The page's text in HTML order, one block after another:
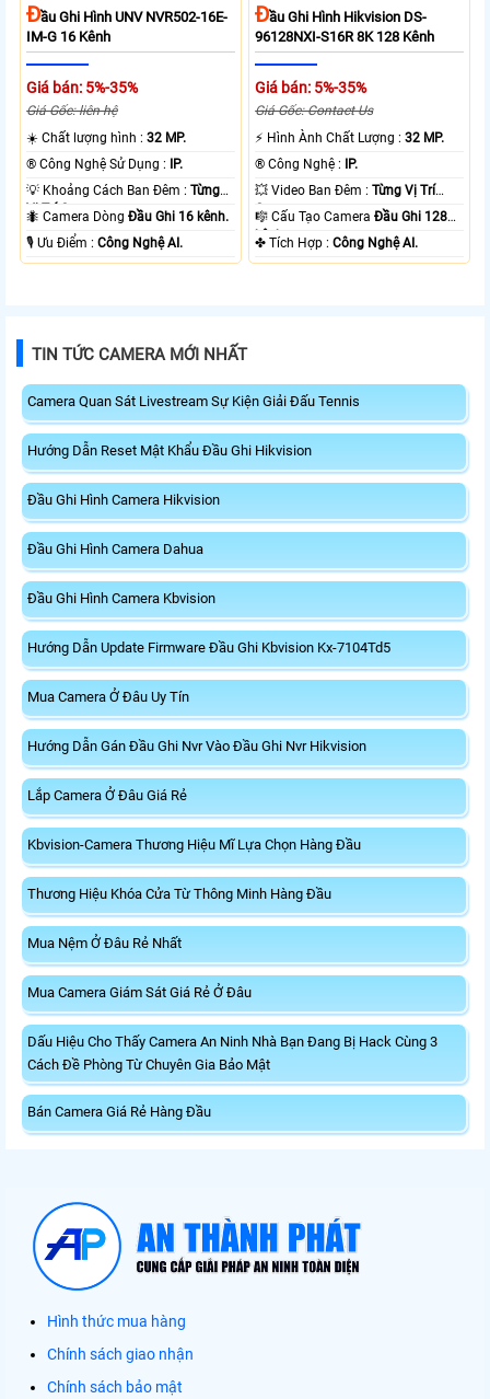
ĐẦu Ghi Hình UNV NVR502-16E-
IM-G 16 Kênh
Giá bán: 5%-35%
Giá Gốc: liên hệ
☀️ Chất lượng hình :32 MP.
®️ Công Nghệ Sử Dụng :
IP.
💡 Khoảng Cách Ban Đêm :Từng
Vị Trí Camera .
🐜 Camera DòngĐầu Ghi 16 kênh.
️🎙 Ưu Điểm :Công Nghệ AI.
ĐẦu Ghi Hình Hikvision DS-
96128NXI-S16R 8K 128 Kênh
Giá bán: 5%-35%
Giá Gốc: Contact Us
️⚡ Hình Ành Chất Lượng :32 MP.
®️ Công Nghệ :
IP.
💥 Video Ban Đêm :Từng Vị Trí
Camera .
🎼️ Cấu Tạo CameraĐầu Ghi 128
kênh.
️✤ Tích Hợp :Công Nghệ AI.
TIN TỨC CAMERA MỚI NHẤT
Camera Quan Sát Livestream Sự Kiện Giải Đấu Tennis
Hướng Dẫn Reset Mật Khẩu Đầu Ghi Hikvision
Đầu Ghi Hình Camera Hikvision
Đầu Ghi Hình Camera Dahua
Đầu Ghi Hình Camera Kbvision
Hướng Dẫn Update Firmware Đầu Ghi Kbvision Kx-7104Td5
Mua Camera Ở Đâu Uy Tín
Hướng Dẫn Gán Đầu Ghi Nvr Vào Đầu Ghi Nvr Hikvision
Lắp Camera Ở Đâu Giá Rẻ
Kbvision-Camera Thương Hiệu Mĩ Lựa Chọn Hàng Đầu
Thương Hiệu Khóa Cửa Từ Thông Minh Hàng Đầu
Mua Nệm Ở Đâu Rẻ Nhất
Mua Camera Giám Sát Giá Rẻ Ở Đâu
Dấu Hiệu Cho Thấy Camera An Ninh Nhà Bạn Đang Bị Hack Cùng 3
Cách Đề Phòng Từ Chuyên Gia Bảo Mật
Bán Camera Giá Rẻ Hàng Đầu
Hình thức mua hàng
Chính sách giao nhận
Chính sách bảo mật